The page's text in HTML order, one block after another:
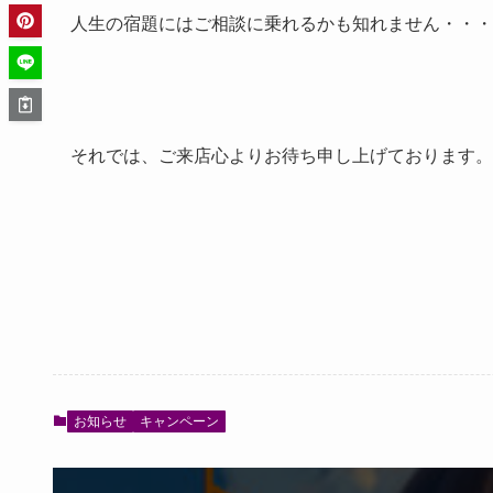
人生の宿題にはご相談に乗れるかも知れません・・
それでは、ご来店心よりお待ち申し上げております。
お知らせ キャンペーン